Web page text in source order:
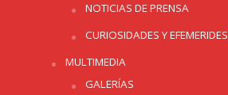
NOTICIAS DE PRENSA
CURIOSIDADES Y EFEMERIDES
MULTIMEDIA
GALERÍAS